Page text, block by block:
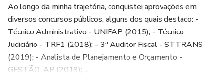
Ao longo da minha trajetória, conquistei aprovações em
diversos concursos públicos, alguns dos quais destaco: -
Técnico Administrativo - UNIFAP (2015); - Técnico
Judiciário - TRF1 (2018); - 3ª Auditor Fiscal - STTRANS
(2019); - Analista de Planejamento e Orçamento -
GESTÃO-AP (2019); ...